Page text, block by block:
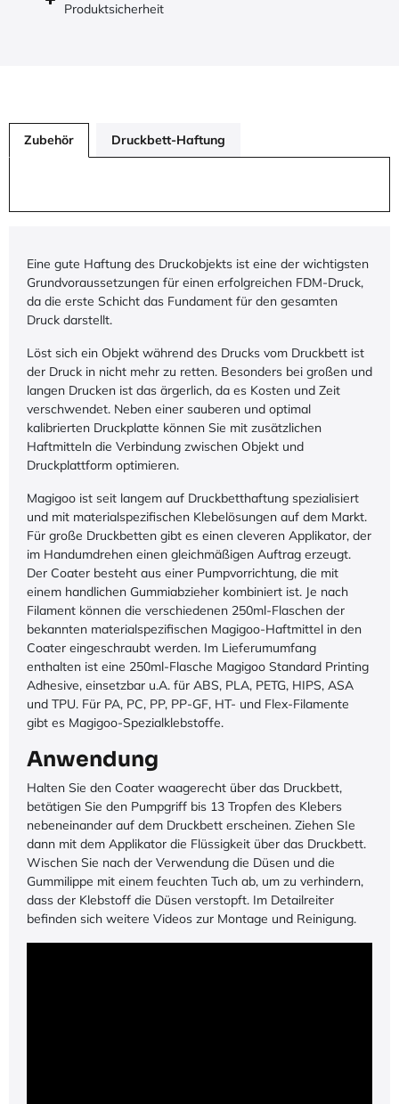
Produktsicherheit
Zubehör Druckbett-Haftung
Eine gute Haftung des Druckobjekts ist eine der wichtigsten
Grundvoraussetzungen für einen erfolgreichen FDM-Druck,
da die erste Schicht das Fundament für den gesamten
Druck darstellt.
Löst sich ein Objekt während des Drucks vom Druckbett ist
der Druck in nicht mehr zu retten. Besonders bei großen und
langen Drucken ist das ärgerlich, da es Kosten und Zeit
verschwendet. Neben einer sauberen und optimal
kalibrierten Druckplatte können Sie mit zusätzlichen
Haftmitteln die Verbindung zwischen Objekt und
Druckplattform optimieren.
Magigoo ist seit langem auf Druckbetthaftung spezialisiert
und mit materialspezifischen Klebelösungen auf dem Markt.
Für große Druckbetten gibt es einen cleveren Applikator, der
im Handumdrehen einen gleichmäßigen Auftrag erzeugt.
Der Coater besteht aus einer Pumpvorrichtung, die mit
einem handlichen Gummiabzieher kombiniert ist. Je nach
Filament können die verschiedenen 250ml-Flaschen der
bekannten materialspezifischen Magigoo-Haftmittel in den
Coater eingeschraubt werden. Im Lieferumumfang
enthalten ist eine 250ml-Flasche Magigoo Standard Printing
Adhesive, einsetzbar u.A. für ABS, PLA, PETG, HIPS, ASA
und TPU. Für PA, PC, PP, PP-GF, HT- und Flex-Filamente
gibt es Magigoo-Spezialklebstoffe.
Anwendung
Halten Sie den Coater waagerecht über das Druckbett,
betätigen Sie den Pumpgriff bis 13 Tropfen des Klebers
nebeneinander auf dem Druckbett erscheinen. Ziehen SIe
dann mit dem Applikator die Flüssigkeit über das Druckbett.
Wischen Sie nach der Verwendung die Düsen und die
Gummilippe mit einem feuchten Tuch ab, um zu verhindern,
dass der Klebstoff die Düsen verstopft. Im Detailreiter
befinden sich weitere Videos zur Montage und Reinigung.